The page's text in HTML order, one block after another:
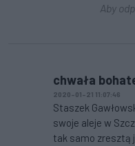
Aby
chwała
2020-01-21 11:07:46
Staszek
swoje aleje w
tak samo zresztą